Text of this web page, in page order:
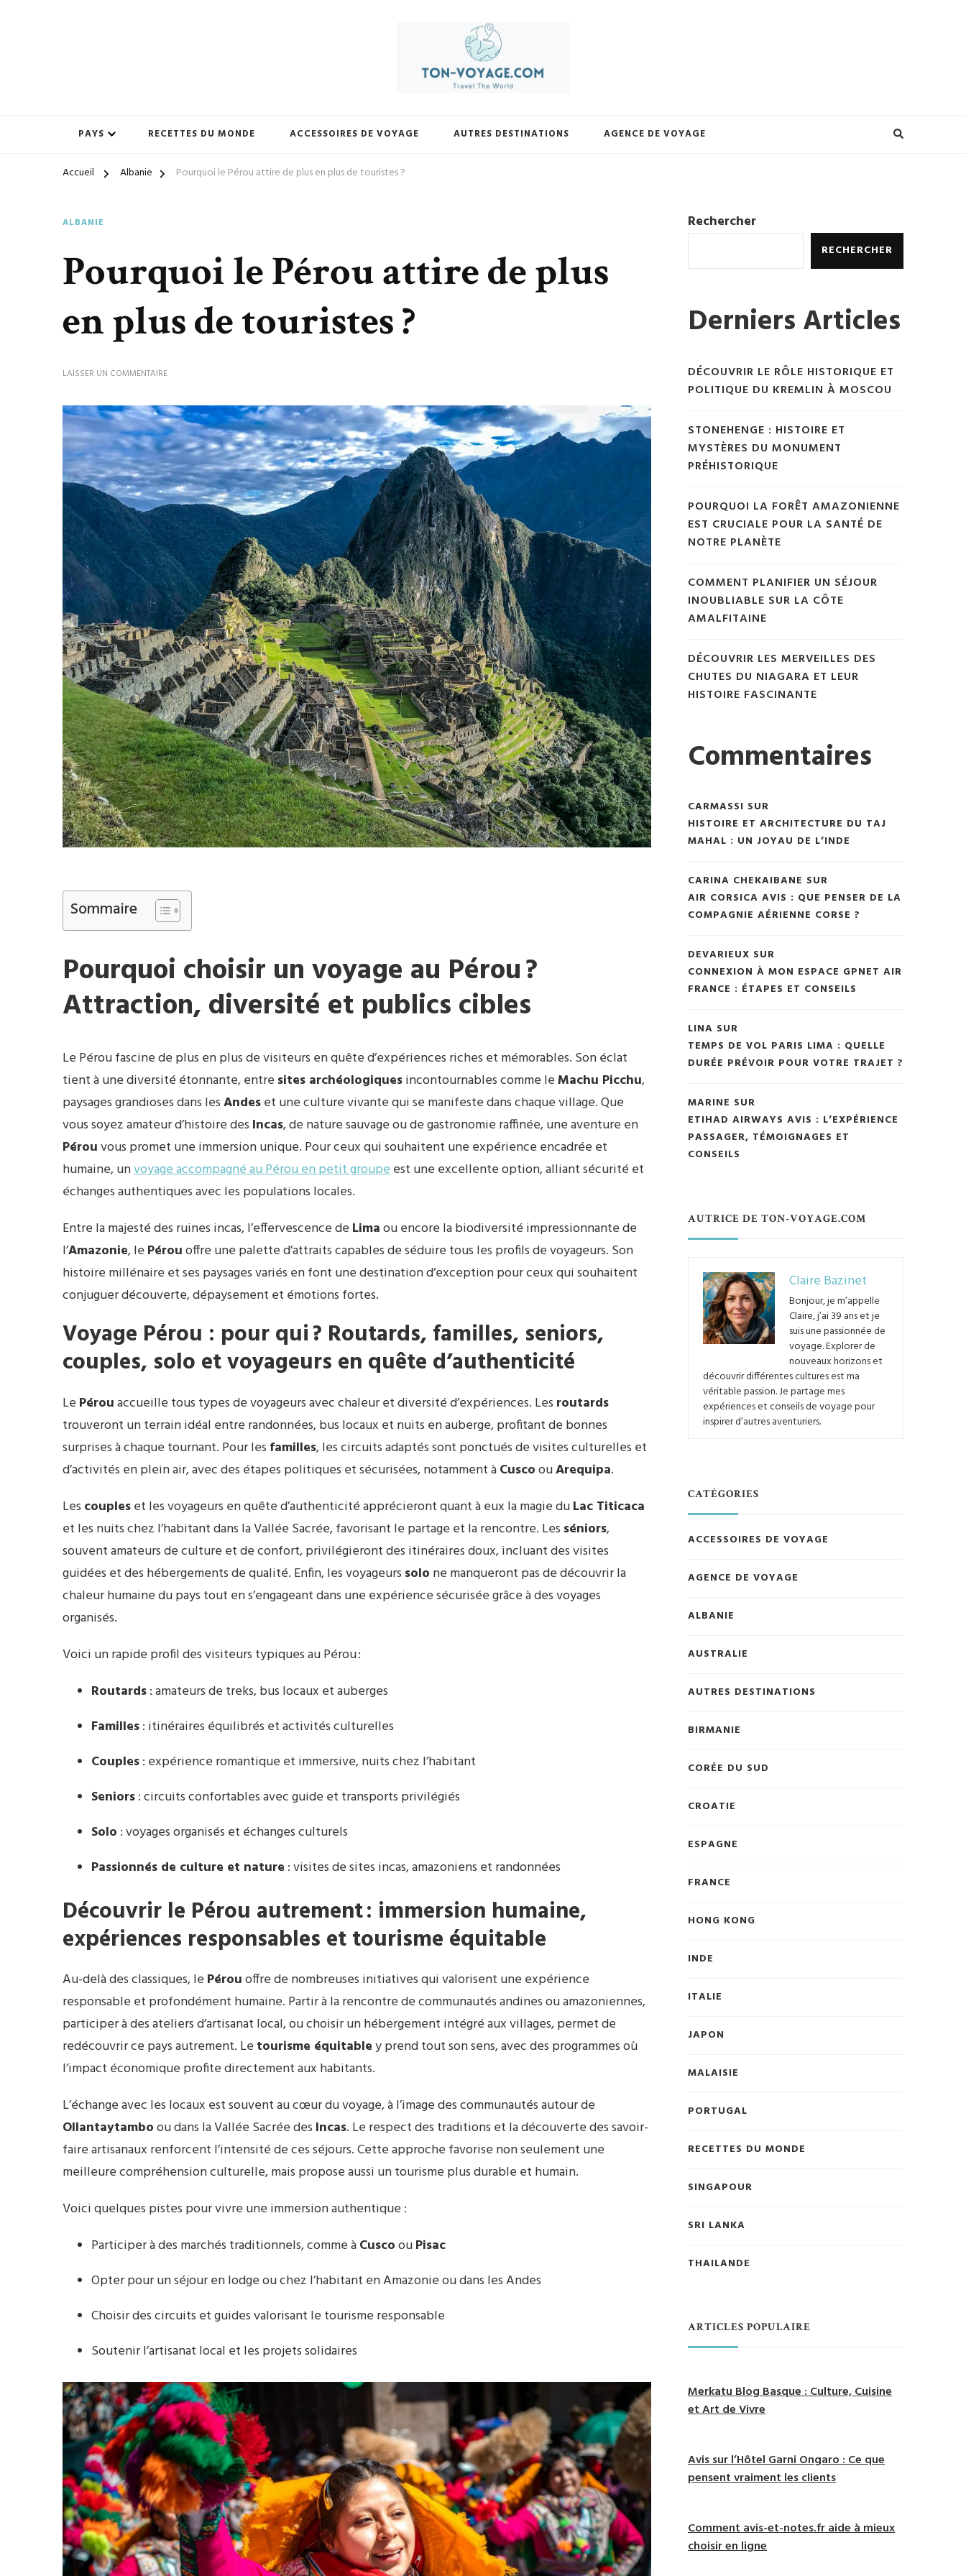
PAYS RECETTES DU MONDE ACCESSOIRES DE VOYAGE AUTRES DESTINATIONS AGENCE DE VOYAGE
Accueil Albanie Pourquoi le Pérou attire de plus en plus de touristes ?
ALBANIE
Pourquoi le Pérou attire de plus
en plus de touristes ?
LAISSER UN COMMENTAIRESUR
PÉROU
ATTIRE
DE
PLUS
EN
PLUS
DE
TOURISTES
?
Sommaire
Pourquoi choisir un voyage au Pérou ?
Attraction, diversité et publics cibles
Le Pérou fascine de plus en plus de visiteurs en quête d’expériences riches et mémorables. Son éclat
tient à une diversité étonnante, entre sites archéologiquesincontournables comme leMachu Picchu,
paysages grandioses dans lesAndeset une culture vivante qui se manifeste dans chaque village. Que
vous soyez amateur d’histoire des Incas, de nature sauvage ou de gastronomie raffinée, une aventure en
Pérouvous promet une immersion unique. Pour ceux qui souhaitent une expérience encadrée et
humaine, unvoyage accompagné au Pérou en petit groupeest une excellente option, alliant sécurité et
échanges authentiques avec les populations locales.
Entre la majesté des ruines incas, l’effervescence de Limaou encore la biodiversité impressionnante de
l’Amazonie, le Pérouoffre une palette d’attraits capables de séduire tous les profils de voyageurs. Son
histoire millénaire et ses paysages variés en font une destination d’exception pour ceux qui souhaitent
conjuguer découverte, dépaysement et émotions fortes.
Voyage Pérou : pour qui ? Routards, familles, seniors,
couples, solo et voyageurs en quête d’authenticité
Le Pérouaccueille tous types de voyageurs avec chaleur et diversité d’expériences. Les routards
trouveront un terrain idéal entre randonnées, bus locaux et nuits en auberge, profitant de bonnes
surprises à chaque tournant. Pour les familles, les circuits adaptés sont ponctués de visites culturelles et
d’activités en plein air, avec des étapes politiques et sécurisées, notamment àCuscoouArequipa.
Les coupleset les voyageurs en quête d’authenticité apprécieront quant à eux la magie duLac Titicaca
et les nuits chez l’habitant dans la Vallée Sacrée, favorisant le partage et la rencontre. Les séniors,
souvent amateurs de culture et de confort, privilégieront des itinéraires doux, incluant des visites
guidées et des hébergements de qualité. Enfin, les voyageurs solo ne manqueront pas de découvrir la
chaleur humaine du pays tout en s’engageant dans une expérience sécurisée grâce à des voyages
organisés.
Voici un rapide profil des visiteurs typiques au Pérou :
Routards: amateurs de treks, bus locaux et auberges
Familles: itinéraires équilibrés et activités culturelles
Couples: expérience romantique et immersive, nuits chez l’habitant
Seniors: circuits confortables avec guide et transports privilégiés
Solo : voyages organisés et échanges culturels
Passionnés de culture et nature : visites de sites incas, amazoniens et randonnées
Découvrir le Pérou autrement : immersion humaine,
expériences responsables et tourisme équitable
Au-delà des classiques, le Pérouoffre de nombreuses initiatives qui valorisent une expérience
responsable et profondément humaine. Partir à la rencontre de communautés andines ou amazoniennes,
participer à des ateliers d’artisanat local, ou choisir un hébergement intégré aux villages, permet de
redécouvrir ce pays autrement. Le tourisme équitabley prend tout son sens, avec des programmes où
l’impact économique profite directement aux habitants.
L’échange avec les locaux est souvent au cœur du voyage, à l’image des communautés autour de
Ollantaytamboou dans la Vallée Sacrée des Incas. Le respect des traditions et la découverte des savoir-
faire artisanaux renforcent l’intensité de ces séjours. Cette approche favorise non seulement une
meilleure compréhension culturelle, mais propose aussi un tourisme plus durable et humain.
Voici quelques pistes pour vivre une immersion authentique :
Participer à des marchés traditionnels, comme àCuscoouPisac
Opter pour un séjour en lodge ou chez l’habitant en Amazonie ou dans les Andes
Choisir des circuits et guides valorisant le tourisme responsable
Soutenir l’artisanat local et les projets solidaires
Rechercher
RECHERCHER
Derniers Articles
DÉCOUVRIR LE RÔLE HISTORIQUE ET
POLITIQUE DU KREMLIN À MOSCOU
STONEHENGE : HISTOIRE ET
MYSTÈRES DU MONUMENT
PRÉHISTORIQUE
POURQUOI LA FORÊT AMAZONIENNE
EST CRUCIALE POUR LA SANTÉ DE
NOTRE PLANÈTE
COMMENT PLANIFIER UN SÉJOUR
INOUBLIABLE SUR LA CÔTE
AMALFITAINE
DÉCOUVRIR LES MERVEILLES DES
CHUTES DU NIAGARA ET LEUR
HISTOIRE FASCINANTE
Commentaires
CARMASSI SUR
HISTOIRE ET ARCHITECTURE DU TAJ
MAHAL : UN JOYAU DE L’INDE
CARINA CHEKAIBANE SUR
AIR CORSICA AVIS : QUE PENSER DE LA
COMPAGNIE AÉRIENNE CORSE ?
DEVARIEUX SUR
CONNEXION À MON ESPACE GPNET AIR
FRANCE : ÉTAPES ET CONSEILS
LINA SUR
TEMPS DE VOL PARIS LIMA : QUELLE
DURÉE PRÉVOIR POUR VOTRE TRAJET ?
MARINE SUR
ETIHAD AIRWAYS AVIS : L’EXPÉRIENCE
PASSAGER, TÉMOIGNAGES ET
CONSEILS
AUTRICE DE TON-VOYAGE.COM
Claire Bazinet
Bonjour, je m’appelle
Claire, j’ai 39 ans et je
suis une passionnée de
voyage. Explorer de
nouveaux horizons et
découvrir différentes cultures est ma
véritable passion. Je partage mes
expériences et conseils de voyage pour
inspirer d’autres aventuriers.
CATÉGORIES
ACCESSOIRES DE VOYAGE
AGENCE DE VOYAGE
ALBANIE
AUSTRALIE
AUTRES DESTINATIONS
BIRMANIE
CORÉE DU SUD
CROATIE
ESPAGNE
FRANCE
HONG KONG
INDE
ITALIE
JAPON
MALAISIE
PORTUGAL
RECETTES DU MONDE
SINGAPOUR
SRI LANKA
THAILANDE
ARTICLES POPULAIRE
Merkatu Blog Basque : Culture, Cuisine
et Art de Vivre
Avis sur l’Hôtel Garni Ongaro : Ce que
pensent vraiment les clients
Comment avis-et-notes.fr aide à mieux
choisir en ligne